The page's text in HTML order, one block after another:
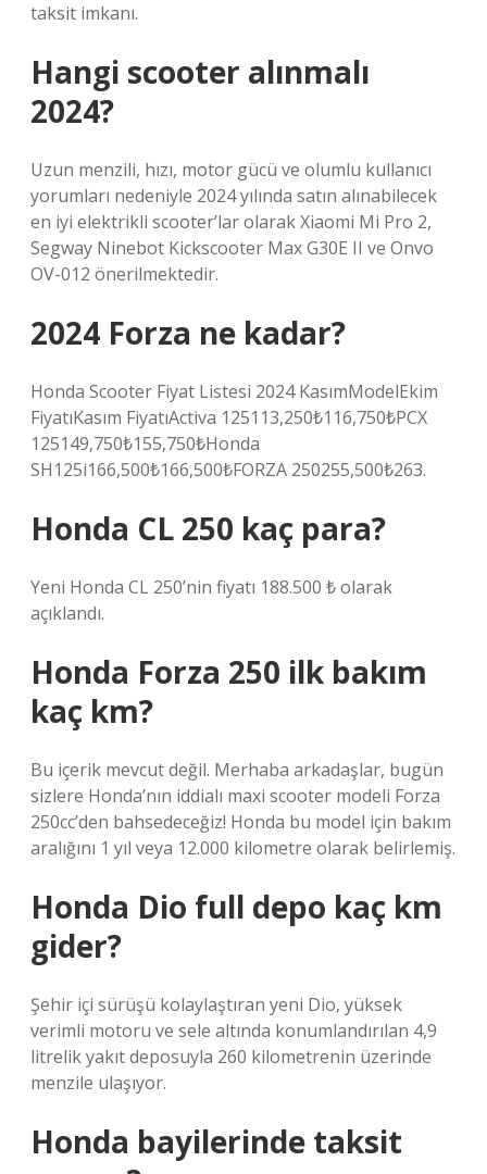
taksit imkanı.
Hangi scooter alınmalı
2024?
Uzun menzili, hızı, motor gücü ve olumlu kullanıcı
yorumları nedeniyle 2024 yılında satın alınabilecek
en iyi elektrikli scooter’lar olarak Xiaomi Mi Pro 2,
Segway Ninebot Kickscooter Max G30E II ve Onvo
OV-012 önerilmektedir.
2024 Forza ne kadar?
Honda Scooter Fiyat Listesi 2024 KasımModelEkim
FiyatıKasım FiyatıActiva 125113,250₺116,750₺PCX
125149,750₺155,750₺Honda
SH125i166,500₺166,500₺FORZA 250255,500₺263.
Honda CL 250 kaç para?
Yeni Honda CL 250’nin fiyatı 188.500 ₺ olarak
açıklandı.
Honda Forza 250 ilk bakım
kaç km?
Bu içerik mevcut değil. Merhaba arkadaşlar, bugün
sizlere Honda’nın iddialı maxi scooter modeli Forza
250cc’den bahsedeceğiz! Honda bu model için bakım
aralığını 1 yıl veya 12.000 kilometre olarak belirlemiş.
Honda Dio full depo kaç km
gider?
Şehir içi sürüşü kolaylaştıran yeni Dio, yüksek
verimli motoru ve sele altında konumlandırılan 4,9
litrelik yakıt deposuyla 260 kilometrenin üzerinde
menzile ulaşıyor.
Honda bayilerinde taksit